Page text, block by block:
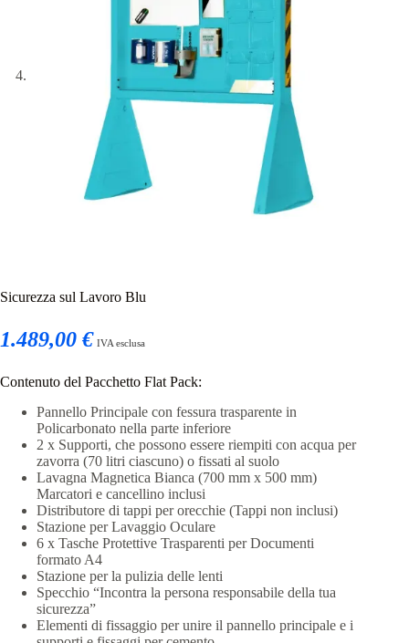
Sicurezza sul Lavoro Blu
1.489,00 € IVA esclusa
Contenuto del Pacchetto Flat Pack:
Pannello Principale con fessura trasparente in
Policarbonato nella parte inferiore
2 x Supporti, che possono essere riempiti con acqua per
zavorra (70 litri ciascuno) o fissati al suolo
Lavagna Magnetica Bianca (700 mm x 500 mm)
Marcatori e cancellino inclusi
Distributore di tappi per orecchie (Tappi non inclusi)
Stazione per Lavaggio Oculare
6 x Tasche Protettive Trasparenti per Documenti
formato A4
Stazione per la pulizia delle lenti
Specchio “Incontra la persona responsabile della tua
sicurezza”
Elementi di fissaggio per unire il pannello principale e i